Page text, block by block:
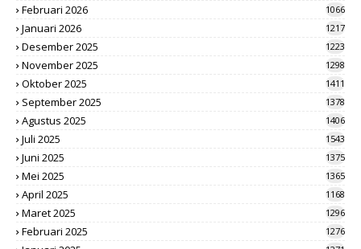
Februari 2026 1066
Januari 2026 1217
Desember 2025 1223
November 2025 1298
Oktober 2025 1411
September 2025 1378
Agustus 2025 1406
Juli 2025 1543
Juni 2025 1375
Mei 2025 1365
April 2025 1168
Maret 2025 1296
Februari 2025 1276